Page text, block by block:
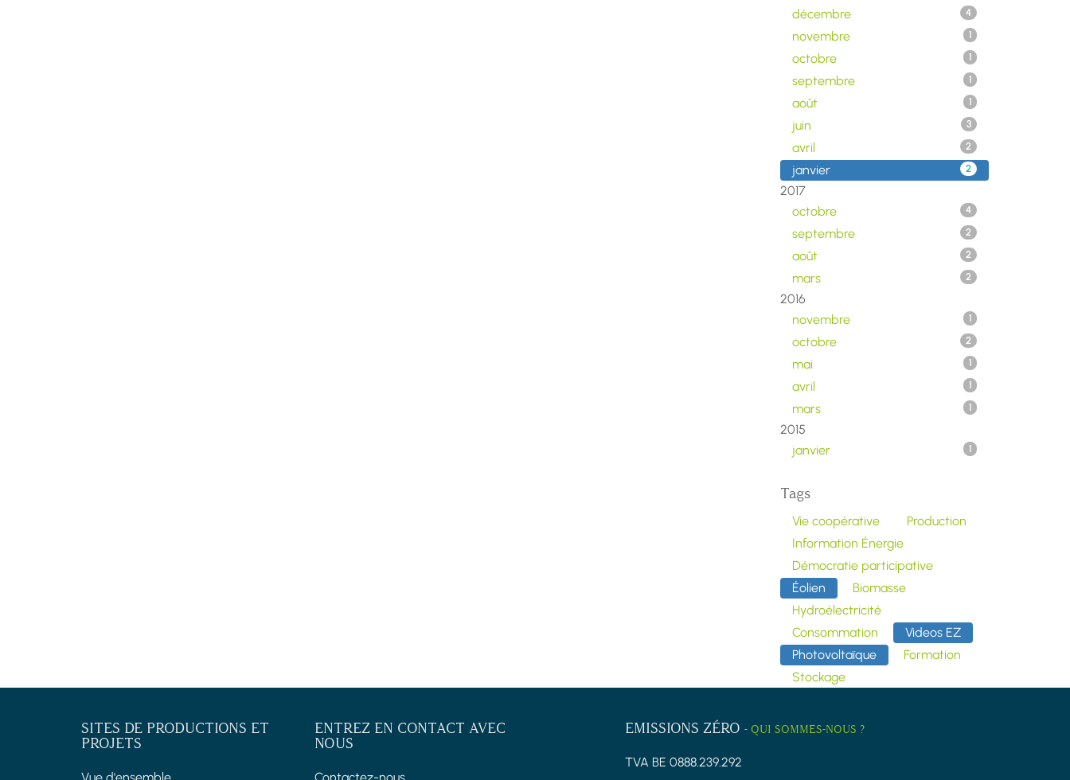
décembre
4
novembre 1
octobre 1
septembre 1
août 1
juin 3
avril 2
janvier 2
2017
octobre
4
septembre 2
août 2
mars 2
2016
novembre
1
octobre 2
mai 1
avril 1
mars 1
2015
janvier
1
Tags
Vie coopérative
Production
Information Énergie
Démocratie participative
Éolien
Biomasse
Hydroélectricité
Consommation
Videos EZ
Photovoltaïque
Formation
Stockage
SITES DE PRODUCTIONS ET
PROJETS
ENTREZ EN CONTACT AVEC
NOUS
EMISSIONS ZÉRO - QUI SOMMES-NOUS ?
TVA BE 0888.239.292